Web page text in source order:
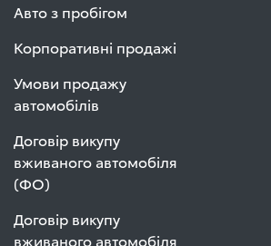
Авто з пробігом
Корпоративні продажі
Умови продажу
автомобілів
Договір викупу
вживаного автомобіля
(ФО)
Договір викупу
вживаного автомобіля